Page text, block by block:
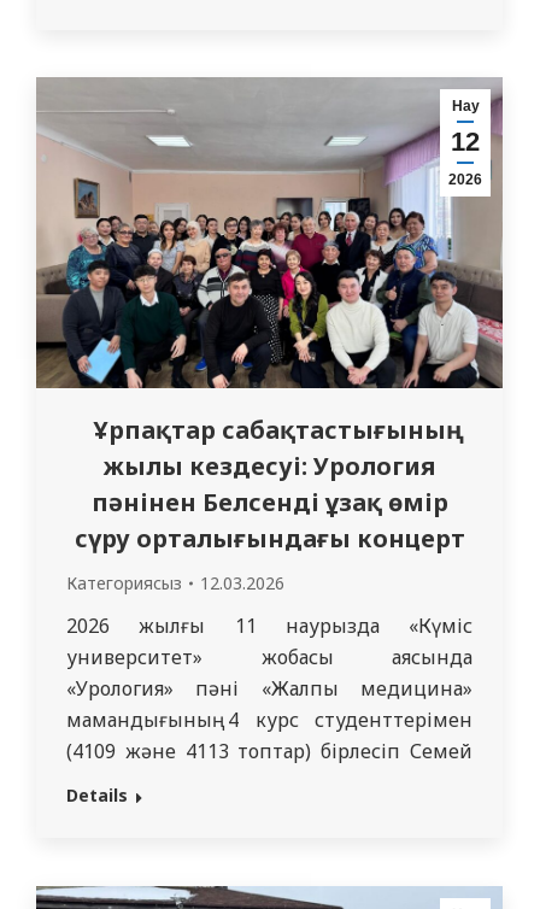
кейін жас дәрігер қандай болуы керек?
Көшбасшылық тек басқарушылық
функция ғана емес, сонымен қатар кәсіби
өсу…
Нау
12
2026
Ұрпақтар сабақтастығының
жылы кездесуі: Урология
пәнінен Белсенді ұзақ өмір
сүру орталығындағы концерт
Категориясыз 12.03.2026
2026 жылғы 11 наурызда «Күміс
университет» жобасы аясында
«Урология» пәні «Жалпы медицина»
мамандығының 4 курс студенттерімен
(4109 және 4113 топтар) бірлесіп Семей
қаласындағы Белсенді ұзақ өмір сүру
Details